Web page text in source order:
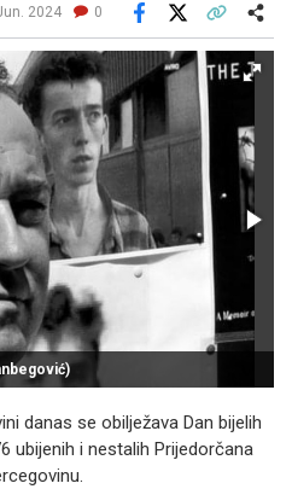
2024 0
Facebook
danas se obilježava Dan bijelih
ubijenih i nestalih Prijedorčana